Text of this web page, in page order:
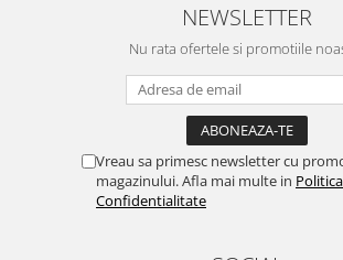
NEWSLETTER
Nu rata ofertele si promotiile
Vreau sa primesc newsletter cu
magazinului. Afla mai multe in
Confidentialitate